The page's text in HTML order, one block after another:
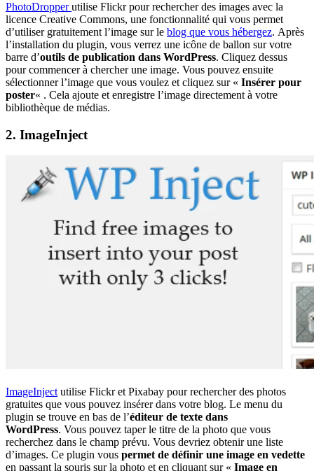
PhotoDropperutilise Flickr pour rechercher des images avec la
licence Creative Commons, une fonctionnalité qui vous permet
d’utiliser gratuitement l’image sur le blog que vous hébergez. Après
l’installation du plugin, vous verrez une icône de ballon sur votre
barre d’outils de publication dans WordPress. Cliquez dessus
pour commencer à chercher une image. Vous pouvez ensuite
sélectionner l’image que vous voulez et cliquez sur « Insérer pour
poster« . Cela ajoute et enregistre l’image directement à votre
bibliothèque de médias.
2. ImageInject
ImageInjectutilise Flickr et Pixabay pour rechercher des photos
gratuites que vous pouvez insérer dans votre blog. Le menu du
plugin se trouve en bas de l’éditeur de texte dans
WordPress. Vous pouvez taper le titre de la photo que vous
recherchez dans le champ prévu. Vous devriez obtenir une liste
d’images. Ce plugin vous permet de définir une image en vedette
en passant la souris sur la photo et en cliquant sur « Image en